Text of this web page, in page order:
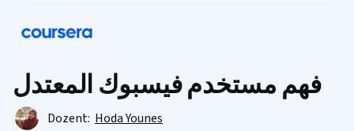
فهم مستخدم فيسبوك المعتدل
Dozent: Hoda Younes